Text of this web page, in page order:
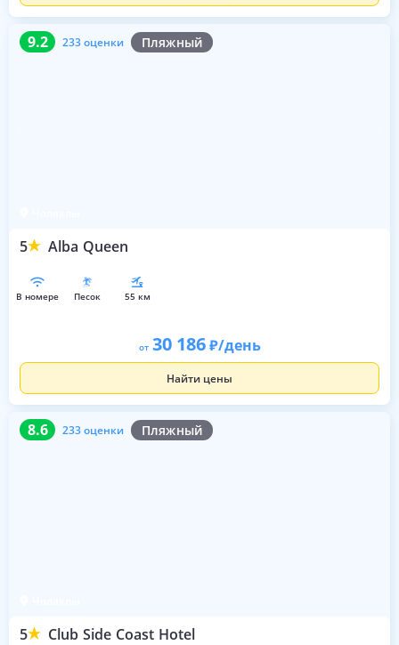
9.2 233 оценки Пляжный
5 Alba Queen
9.2 233 оценки
в номере песок 55 км
от 30 186 /день
Найти цены
8.6 233 оценки Пляжный
5 Club Side Coast Hotel
8.6 233 оценки